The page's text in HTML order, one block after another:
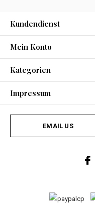
Kundendienst
Mein Konto
Kategorien
Impressum
EMAIL US